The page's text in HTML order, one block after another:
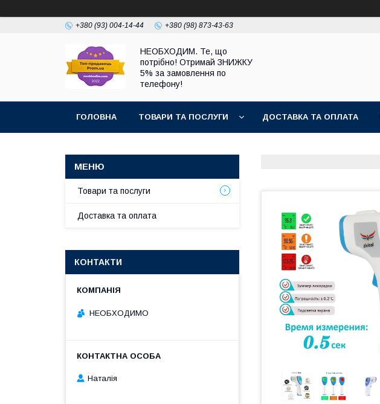
+380 (93) 004-14-44 +380 (98) 873-43-63
НЕОБХОДИМ. Те, що
потрібно! Отримай ЗНИЖКУ
5% за замовлення по
телефону!
ГОЛОВНА ТОВАРИ ТА ПОСЛУГИ ДОСТАВКА ТА ОПЛАТА
Товари та послуги
Доставка та оплата
КОНТАКТИ
НЕОБХОДИМО
Наталія